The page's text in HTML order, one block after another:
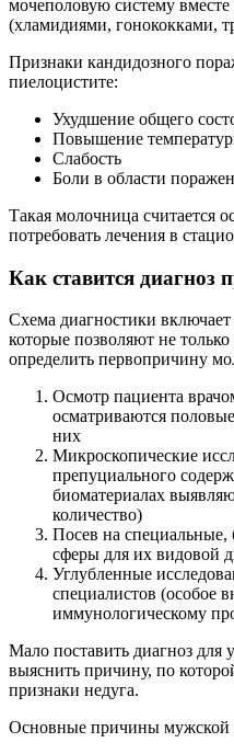
мочеполовую систему
(хламидиями, гонококками,
Признаки кандидозного
пиелоцистите:
Ухудшение общего
Повышение
Слабость
Боли в области
Такая молочница считается
потребовать лечения в
Как ставится
Схема диагностики
которые позволяют не
определить первопричину
Осмотр пациента
осматриваются
них
Микроскопические
препуциального
биоматериалах
количество)
Посев на специальные,
сферы для их видовой
Углубленные
специалистов (особое
иммунологическому
Мало поставить диагноз для
выяснить причину, по
признаки недуга.
Основные причины мужской